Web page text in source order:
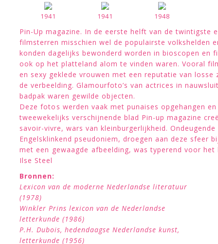
1941 1941 1948
Pin-Up magazine. In de eerste helft van de twintigste
filmsterren misschien wel de populairste volkshelden
konden dagelijks bewonderd worden in bioscopen en
ook op het platteland alom te vinden waren. Vooral
en sexy geklede vrouwen met een reputatie van losse
de verbeelding. Glamourfoto’s van actrices in
badpak waren gewilde objecten.
Deze fotos werden vaak met punaises opgehangen
tweewekelijks verschijnende blad Pin-up magazine
savoir-vivre, wars van kleinburgerlijkheid.
Engelsklinkend pseudoniem, droegen aan deze sfeer
met een gewaagde afbeelding, was typerend voor het
Ilse Steel
Bronnen:
Lexicon van de moderne Nederlandse literatuur
(1978)
Winkler Prins lexicon van de Nederlandse
letterkunde (1986)
P.H. Dubois, hedendaagse Nederlandse kunst,
letterkunde (1956)